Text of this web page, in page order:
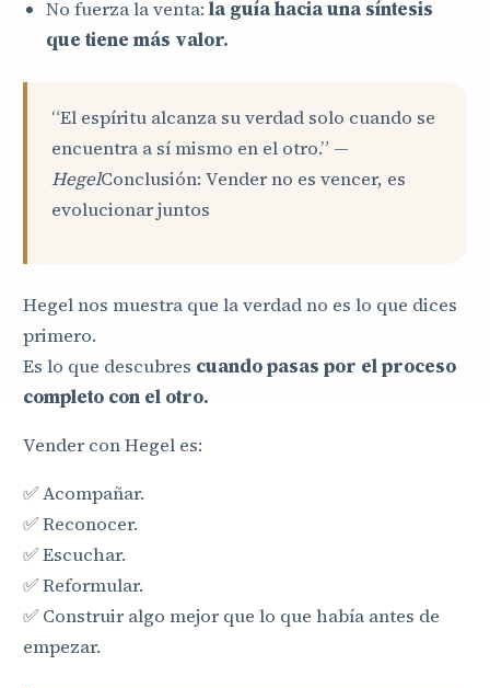
No fuerza la venta: la guía hacia una síntesis
que tiene más valor.
“El espíritu alcanza su verdad solo cuando se
encuentra a sí mismo en el otro.” —
HegelConclusión: Vender no es vencer, es
evolucionar juntos
Hegel nos muestra que la verdad no es lo que dices
primero.
Es lo que descubres cuando pasas por el proceso
completo con el otro.
Vender con Hegel es:
✅ Acompañar.
✅ Reconocer.
✅ Escuchar.
✅ Reformular.
✅ Construir algo mejor que lo que había antes de
empezar.